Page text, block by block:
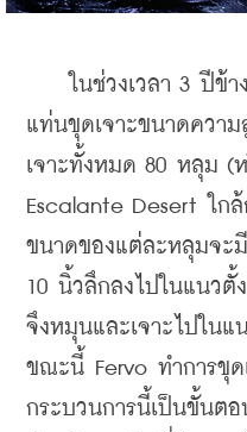
ในช่วงเวลา 3 ปีข้าง
แท่นขุดเจาะขนาดควา
เจาะทั้งหมด 80 หลุม (
Escalante Desert ใก
ขนาดของแต่ละหลุมจะ
10 นิ้วลึกลงไปในแนวตั้
จึงหมุนและเจาะไปใน
ขณะนี้ Fervo ทำการขุด
กระบวนการนี้เป็นขั้นตอ